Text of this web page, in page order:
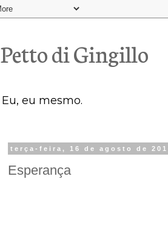
Petto di Gingillo
Eu, eu mesmo.
terça-feira, 16 de agosto de
Esperança